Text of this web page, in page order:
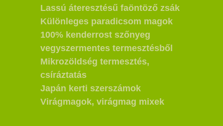
Lassú áteresztésű faöntöző zsák
Különleges paradicsom magok
100% kenderrost szőnyeg
vegyszermentes termesztésből
Mikrozöldség termesztés,
csíráztatás
Japán kerti szerszámok
Virágmagok, virágmag mixek